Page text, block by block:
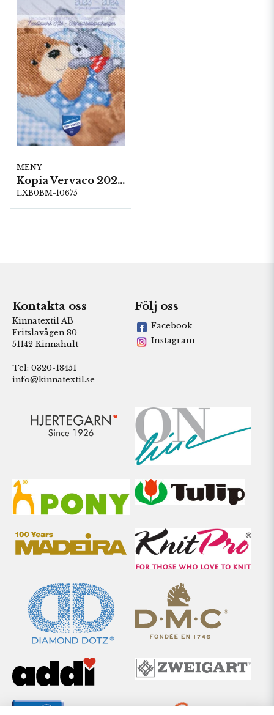
MENY
Kopia Vervaco 2023-2024
LXB0BM-10675
Kontakta oss
Kinnatextil AB
Fritslavägen 80
51142 Kinnahult
Tel: 0320-18451
info@kinnatextil.se
Följ oss
Facebook
Instagram